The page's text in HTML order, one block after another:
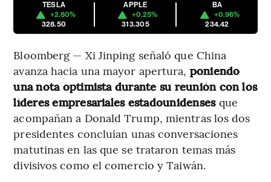
TESLA
+2.80%
328.50
APPLE
+0.25%
313.305
BA
+0.96%
234.42
Bloomberg — Xi Jinping señaló que China
avanza hacia una mayor apertura, poniendo
una nota optimista durante su reunión con los
líderes empresariales estadounidenses que
acompañan a Donald Trump, mientras los dos
presidentes concluían unas conversaciones
matutinas en las que se trataron temas más
divisivos como el comercio y Taiwán.